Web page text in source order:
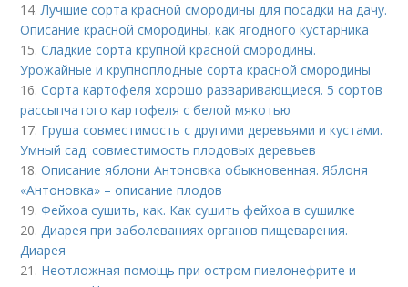
14.Лучшие сорта красной смородины для посадки на дачу.
Описание красной смородины, как ягодного кустарника
15.Сладкие сорта крупной красной смородины.
Урожайные и крупноплодные сорта красной смородины
16.Сорта картофеля хорошо разваривающиеся. 5 сортов
рассыпчатого картофеля с белой мякотью
17. Груша совместимость с другими деревьями и кустами.
Умный сад: совместимость плодовых деревьев
18.Описание яблони Антоновка обыкновенная. Яблоня
«Антоновка» – описание плодов
19.Фейхоа сушить, как. Как сушить фейхоа в сушилке
20.Диарея при заболеваниях органов пищеварения.
Диарея
21. Неотложная помощь при остром пиелонефрите и